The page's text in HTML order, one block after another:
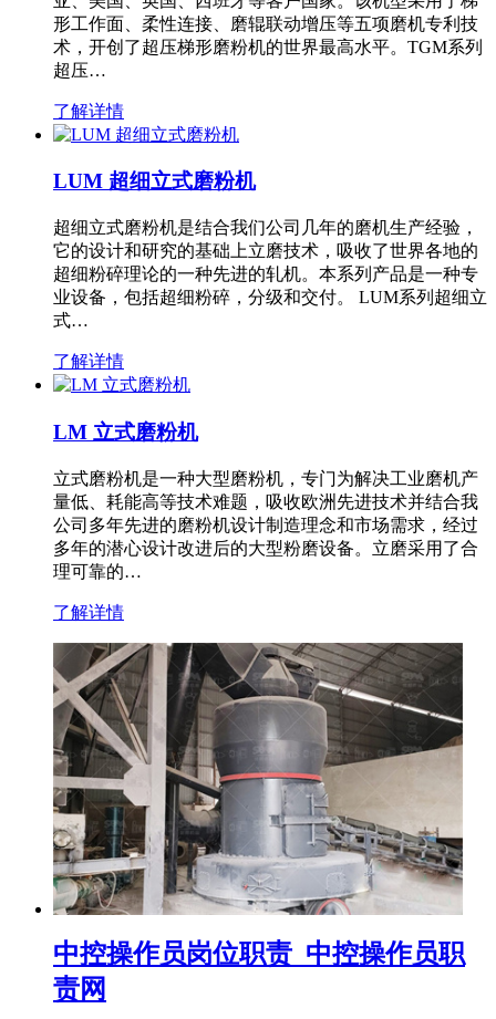
形工作面、柔性连接、磨辊联动增压等五项磨机专利技
术，开创了超压梯形磨粉机的世界最高水平。TGM系列
超压…
了解详情
LUM 超细立式磨粉机
超细立式磨粉机是结合我们公司几年的磨机生产经验，
它的设计和研究的基础上立磨技术，吸收了世界各地的
超细粉碎理论的一种先进的轧机。本系列产品是一种专
业设备，包括超细粉碎，分级和交付。 LUM系列超细立
式…
了解详情
LM 立式磨粉机
立式磨粉机是一种大型磨粉机，专门为解决工业磨机产
量低、耗能高等技术难题，吸收欧洲先进技术并结合我
公司多年先进的磨粉机设计制造理念和市场需求，经过
多年的潜心设计改进后的大型粉磨设备。立磨采用了合
理可靠的…
了解详情
中控操作员岗位职责_中控操作员职
责网